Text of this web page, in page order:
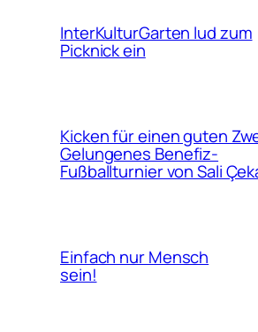
InterKulturGarten lud zum
Picknick ein
Kicken für einen guten
Gelungenes Benefiz-
Fußballturnier von Sali
Einfach nur Mensch
sein!